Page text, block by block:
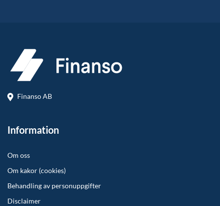
Finanso AB
Information
Om oss
Om kakor (cookies)
Behandling av personuppgifter
Disclaimer